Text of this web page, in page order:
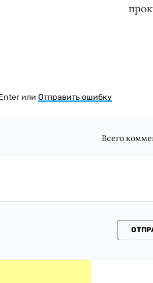
или Отправить ошибку
Всего